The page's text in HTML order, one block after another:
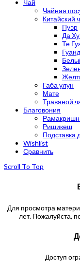
Чай
Чайная
Китайский
Пуэр
Да
Те
Габа улун
Мате
Травяной
Благовония
Ришикеш
Подставка
Wishlist
Сравнить
Scroll To Top
Для просмотра
лет. Пожалуйста,
Доступ